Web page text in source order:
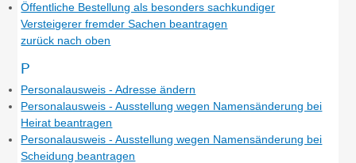
Öffentliche Bestellung als besonders sachkundiger
Versteigerer fremder Sachen beantragen
zurück nach oben
P
Personalausweis - Adresse ändern
Personalausweis - Ausstellung wegen Namensänderung bei
Heirat beantragen
Personalausweis - Ausstellung wegen Namensänderung bei
Scheidung beantragen